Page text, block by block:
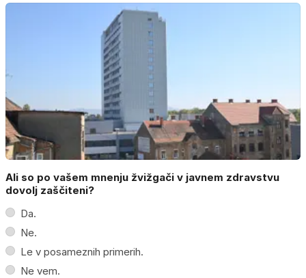
Ali so po vašem mnenju žvižgači v javnem zdravstvu
dovolj zaščiteni?
Da.
Ne.
Le v posameznih primerih.
Ne vem.